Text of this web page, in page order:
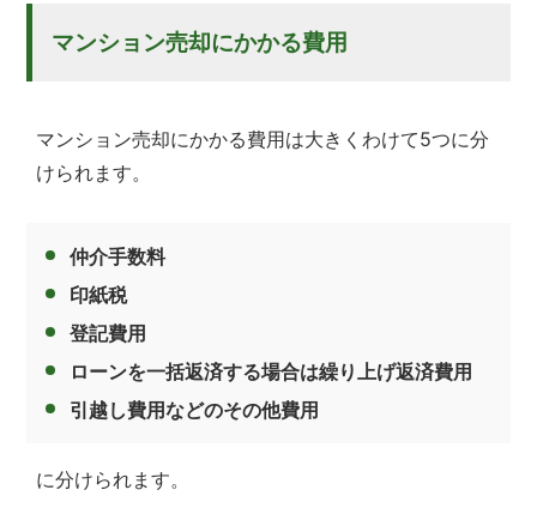
マンション売却にかかる費用
マンション売却にかかる費用は大きくわけて5つに分
けられます。
仲介手数料
印紙税
登記費用
ローンを一括返済する場合は繰り上げ返済費用
引越し費用などのその他費用
に分けられます。